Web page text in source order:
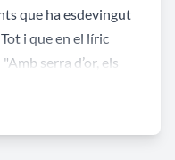
que ha esdevingut
i que en el líric
serra d’or, els
fa responsables